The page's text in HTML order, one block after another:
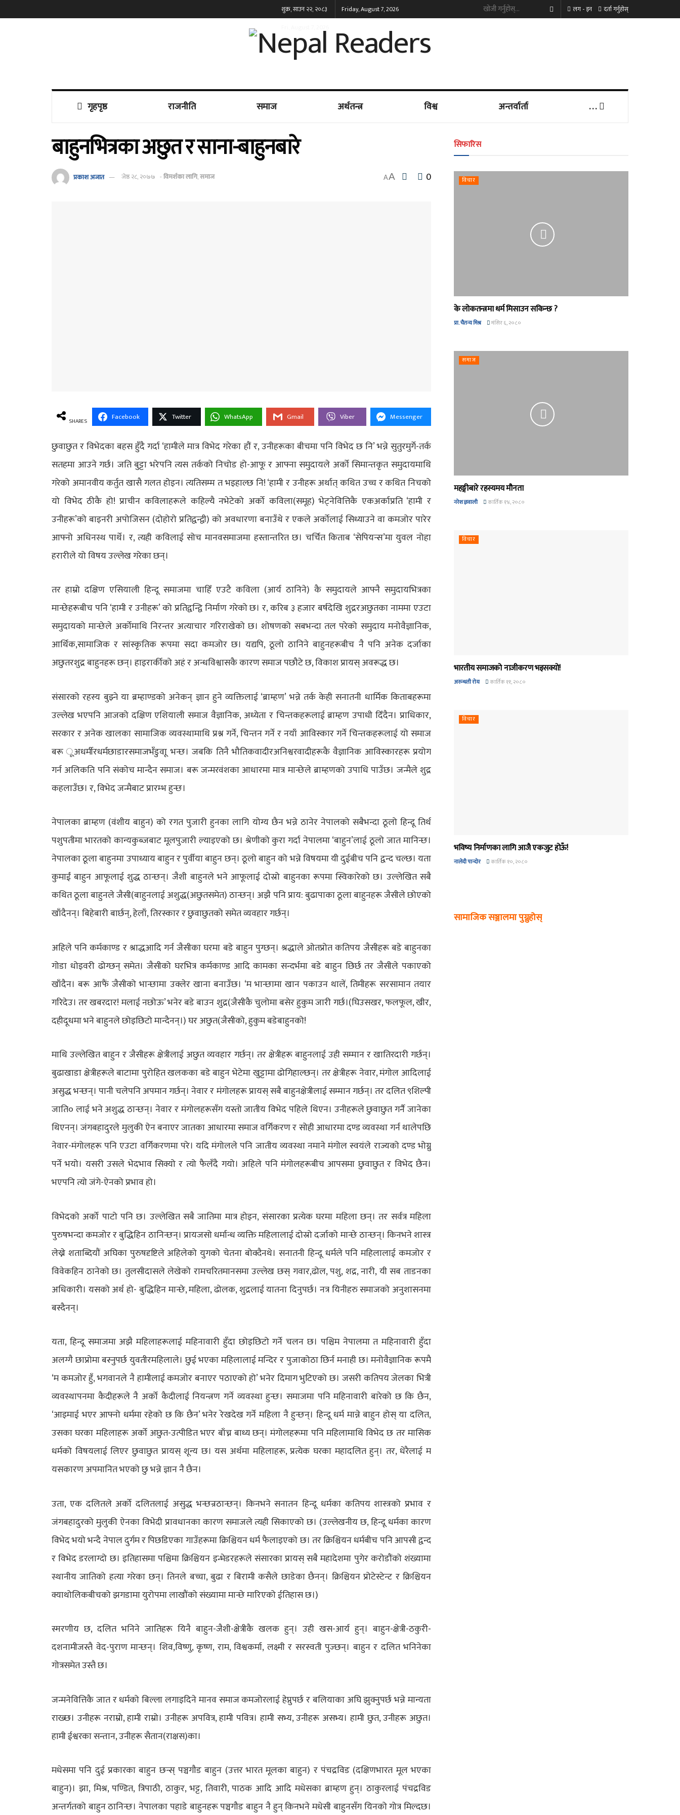
शुक्र, साउन २२, २०८३
Friday, August 7, 2026 लग - इन दर्ता गर्नुहोस्
गृहपृष्ठ राजनीति समाज अर्थतन्त्र विश्व अन्तर्वार्ता . . .
बाहुनभित्रका अछुत र साना-बाहुनबारे
प्रकाश अजात जेष्ठ २८, २०७७ -विमर्शका लागि,समाज AA 0
SHARES Facebook Twitter WhatsApp Gmail Viber Messenger
छुवाछुत र विभेदका बहस हुँदै गर्दा ‘हामीले मात्र विभेद गरेका हौं र, उनीहरूका बीचमा पनि विभेद छ नि’ भन्ने सुतुरमुर्गे-तर्क
सतहमा आउने गर्छ। जति बुट्टा भरेपनि त्यस तर्कको निचोड हो-आफू र आफ्ना समुदायले अर्को सिमान्तकृत समुदायमाथि
गरेको अमानवीय कर्तुत खासै गलत होइन। त्यतिसम्म त भइहाल्छ नि! ‘हामी र उनीहरू अर्थात् कथित उच्च र कथित निचको
यो विभेद ठीकै हो! प्राचीन कविलाहरूले कहिल्यै नभेटेको अर्को कविला(समूह) भेट्नेवित्तिकै एकअर्काप्रति ‘हामी र
उनीहरू’को बाइनरी अपोजिसन (दोहोरो प्रतिद्वन्द्वी) को अवधारणा बनाउँथे र एकले अर्कोलाई सिध्याउने वा कमजोर पारेर
आफ्नो अधिनस्थ पार्थे। र, त्यही कविलाई सोच मानवसमाजमा हस्तान्तरित छ। चर्चित किताब ‘सेपियन्स’मा युवल नोहा
हरारीले यो विषय उल्लेख गरेका छन्।
तर हाम्रो दक्षिण एसियाली हिन्दू समाजमा चाहिँ एउटै कविला (आर्य ठानिने) कै समुदायले आफ्नै समुदायभित्रका
मान्छेहरूबीच पनि ‘हामी र उनीहरू’ को प्रतिद्वन्द्वि निर्माण गरेको छ। र, करिब ३ हजार बर्षदेखि शुद्ररअछुतका नाममा एउटा
समुदायको मान्छेले अर्कोमाथि निरन्तर अत्याचार गरिराखेको छ। शोषणको सब‌भन्दा तल परेको समुदाय मनोवैज्ञानिक,
आर्थिक,सामाजिक र सांस्कृतिक रूपमा सदा कमजोर छ। यद्यपि, ठूलो ठानिने बाहुनहरूबीच नै पनि अनेक दर्जाका
अछुतरशुद्र बाहुनहरू छन्। हाइरार्कीको अहं र अन्धविश्वासकै कारण समाज पछौटे छ, विकाश प्रायस् अवरूद्ध छ।
संसारको रहस्य बुझ्ने या ब्रम्हाण्डको अनेकन् ज्ञान हुने व्यक्तिलाई ‘ब्राम्हण’ भन्ने तर्क केही सनातनी धार्मिक किताबहरूमा
उल्लेख भएपनि आजको दक्षिण एशियाली समाज वैज्ञानिक, अध्येता र चिन्तकहरूलाई ब्राम्हण उपाधी दिँदैन। प्राधिकार,
सरकार र अनेक खालका सामाजिक व्यवस्थामाथि प्रश्न गर्ने, चिन्तन गर्ने र नयाँ आविस्कार गर्ने चिन्तकहरूलाई यो समाज
बरू ूअधर्मीरधर्मछाडारसमाजभँडुवाू भन्छ। जबकि तिनै भौतिकवादीरअनिश्वरवादीहरूकै वैज्ञानिक आविस्कारहरू प्रयोग
गर्न अलिकति पनि संकोच मान्दैन समाज। बरू जन्मरवंशका आधारमा मात्र मान्छेले ब्राम्हणको उपाधि पाउँछ। जन्मैले शुद्र
कहलाउँछ। र, विभेद जन्मैबाट प्रारम्भ हुन्छ।
नेपालका ब्राम्हण (वंशीय बाहुन) को रगत पुजारी हुनका लागि योग्य छैन भन्ने ठानेर नेपालको सबैभन्दा ठूलो हिन्दू तिर्थ
पशुपतीमा भारतको कान्यकुब्जबाट मूलपुजारी ल्याइएको छ। श्रेणीको कुरा गर्दा नेपालमा ‘बाहुन’लाई ठूलो जात मानिन्छ।
नेपालका ठूला बाहुनमा उपाध्याय बाहुन र पुर्वीया बाहुन छन्। ठूलो बाहुन को भन्ने विषयमा यी दुईबीच पनि द्वन्द चल्छ। यता
कुमाईं बाहुन आफूलाई शुद्ध ठान्छन्। जैशी बाहुनले भने आफूलाई दोस्रो बाहुनका रूपमा स्विकारेको छ। उल्लेखित सबै
कथित ठूला बाहुनले जैसी(बाहुनलाई अशुद्ध(अछुतसमेत) ठान्छन्। अझै पनि प्राय: बुढापाका ठूला बाहुनहरू जैसीले छोएको
खाँदैनन्। बिहेबारी बार्छन्, हेलाँ, तिरस्कार र छुवाछुतको समेत व्यवहार गर्छन्।
अहिले पनि कर्मकाण्ड र श्राद्धआदि गर्न जैसीका घरमा बडे बाहुन पुग्छन्। श्रद्धाले ओतप्रोत कतिपय जैसीहरू बडे बाहुनका
गोडा धोइवरी ढोग्छन् समेत। जैसीको घरभित्र कर्मकाण्ड आदि कामका सन्दर्भमा बडे बाहुन छिर्छ तर जैसीले पकाएको
खाँदैन। बरू आफैं जैसीको भान्छामा उक्लेर खाना बनाउँछ। ‘म भान्छामा खान पकाउन थालें, तिमीहरू सरसामान तयार
गरिदेउ। तर खबरदार! मलाई नछोऊ’ भनेर बडे बाउन शुद्र(जैसीकै चुलोमा बसेर हुकुम जारी गर्छ।(घिउसखर, फलफूल, खीर,
दहीदूधमा भने बाहुनले छोइछिटो मान्दैनन्।) घर अछुत(जैसीको, हुकुम बडेबाहुनको!
माथि उल्लेखित बाहुन र जैसीहरू क्षेत्रीलाई अछुत व्यवहार गर्छन्। तर क्षेत्रीहरू बाहुनलाई उही सम्मान र खातिरदारी गर्छन्।
बुढाखाडा क्षेत्रीहरूले बाटामा पुरोहित खलकका बडे बाहुन भेटेमा खुट्टामा ढोगिहाल्छन्। तर क्षेत्रीहरू नेवार, मंगोल आदिलाई
असुद्ध भन्छन्। पानी चलेपनि अपमान गर्छन्। नेवार र मंगोलहरू प्रायस् सबै बाहुनक्षेत्रीलाई सम्मान गर्छन्। तर दलित ९शिल्पी
जाति० लाई भने अशुद्ध ठान्छन्। नेवार र मंगोलहरूसँग यस्तो जातीय विभेद पहिले थिएन। उनीहरूले छुवाछुत गर्नै जानेका
थिएनन्। जंगबहादुरले मुलुकी ऐन बनाएर जातका आधारमा समाज वर्गिकरण र सोही आधारमा दण्ड व्यवस्था गर्न थालेपछि
नेवार-मंगोलहरू पनि एउटा वर्गिकरणमा परे। यदि मंगोलले पनि जातीय व्यवस्था नमाने मंगोल स्वयंले राज्यको दण्ड भोग्नु
पर्ने भयो। यसरी उसले भेदभाव सिक्यो र त्यो फैलँदै गयो। अहिले पनि मंगोलहरूबीच आपसमा छुवाछुत र विभेद छैन।
भएपनि त्यो जंगे-ऐनको प्रभाव हो।
विभेदको अर्को पाटो पनि छ। उल्लेखित सबै जातिमा मात्र होइन, संसारका प्रत्येक घरमा महिला छन्। तर सर्वत्र महिला
पुरुषभन्दा कमजोर र बुद्धिहिन ठानिन्छन्। प्रायजसो धर्मान्ध व्यक्ति महिलालाई दोस्रो दर्जाको मान्छे ठान्छन्। किनभने शास्त्र
लेख्ने शताब्दियौं अघिका पुरुषदृष्टिले अहिलेको युगको चेतना बोक्दैनथे। सनातनी हिन्दू धर्मले पनि महिलालाई कमजोर र
विवेकहिन ठानेको छ। तुलसीदासले लेखेको रामचरितमानसमा उल्लेख छस् गवार,ढोल, पशु, शद्र, नारी, यी सब ताडनका
अधिकारी। यसको अर्थ हो- बुद्धिहिन मान्छे, महिला, ढोलक, शुद्रलाई यातना दिनुपर्छ। नत्र यिनीहरु समाजको अनुशासनमा
बस्दैनन्।
यता, हिन्दू समाजमा अझै महिलाहरूलाई महिनावारी हुँदा छोइछिटो गर्ने चलन छ। पश्चिम नेपालमा त महिनावारी हुँदा
अलग्गै छाप्रोमा बस्नुपर्छ युवतीरमहिलाले। छुई भएका महिलालाई मन्दिर र पुजाकोठा छिर्न मनाही छ। मनोवैज्ञानिक रूपमै
‘म कमजोर हुँ, भगवानले नै हामीलाई कमजोर बनाएर पठाएको हो’ भनेर दिमाग भुटिएको छ। जसरी कतिपय जेलका भित्री
व्यवस्थापनमा कैदीहरूले नै अर्को क‌ैदीलाई नियन्त्रण गर्ने व्यवस्था हुन्छ। समाजमा पनि महिनावारी बारेको छ कि छैन,
‘आइमाई भएर आफ्नो धर्ममा रहेको छ कि छैन’ भनेर रेखदेख गर्ने महिला नै हुन्छन्। हिन्दू धर्म मान्ने बाहुन होस् या दलित,
उसका घरका महिलाहरू अर्को अछुत-उत्पीडित भएर बाँच्न बाध्य छन्। मंगोलहरूमा पनि महिलामाथि विभेद छ तर मासिक
धर्मको विषयलाई लिएर छुवाछुत प्रायस् शून्य छ। यस अर्थमा महिलाहरू, प्रत्येक घरका महादलित हुन्। तर, धेरैलाई म
यसकारण अपमानित भएको छु भन्ने ज्ञान नै छैन।
उता, एक दलितले अर्को दलितलाई असुद्ध भन्छन्रठान्छन्। किनभने सनातन हिन्दू धर्मका कतिपय शास्त्रको प्रभाव र
जंगबहादुरको मुलुकी ऐनका विभेदी प्रावधानका कारण समाजले त्यही सिकाएको छ। (उल्लेखनीय छ, हिन्दू धर्मका कारण
विभेद भयो भन्दै नेपाल दुर्गम र पिछडिएका गाउँहरूमा क्रिश्चियन धर्म फैलाइएको छ। तर क्रिश्चियन धर्मबीच पनि आपसी द्वन्द
र विभेद डरलाग्दो छ। इतिहासमा पश्चिमा क्रिश्चियन इन्भेडरहरूले संसारका प्रायस् सबै महादेशमा पुगेर करोडौंको शंख्यामा
स्थानीय जातिको हत्या गरेका छन्। तिनले बच्चा, बुढा र बिरामी कसैले छाडेका छैनन्। क्रिश्चियन प्रोटेस्टेन्ट र क्रिश्चियन
क्याथोलिकबीचको झगडामा युरोपमा लाखौंको संख्यामा मान्छे मारिएको ईतिहास छ।)
स्मरणीय छ, दलित भनिने जातिहरू यिनै बाहुन-जैशी-क्षेत्रीकै खलक हुन्। उही खस-आर्य हुन्। बाहुन-क्षेत्री-ठकुरी-
दशनामीजस्तै वेद-पुराण मान्छन्। शिव,विष्णु, कृष्ण, राम, विश्वकर्मा, लक्ष्मी र सरस्वती पुज्छन्। बाहुन र दलित भनिनेका
गोत्रसमेत उस्तै छ।
जन्मनेवित्तिकै जात र धर्मको बिल्ला लगाइदिने मानव समाज कमजोरलाई हेप्नुपर्छ र बलियाका अघि झुक्नुपर्छ भन्ने मान्यता
राख्छ। उनीहरू नराम्रो, हामी राम्रो। उनीहरू अपवित्र, हामी पवित्र। हामी सभ्य, उनीहरू असभ्य। हामी छुत, उनीहरू अछुत।
हामी ईश्वरका सन्तान, उनीहरू सैतान(राक्षस)का।
मधेसमा पनि दुई प्रकारका बाहुन छन्स् पञ्चगौड बाहुन (उत्तर भारत मूलका बाहुन) र पंचद्रविड (दक्षिणभारत मूल भएका
बाहुन)। झा, मिश्र, पण्डित, त्रिपाठी, ठाकुर, भट्ट, तिवारी, पाठक आदि आदि मधेसका ब्राम्हण हुन्। ठाकुरलाई पंचद्रविड
अन्तर्गतको बाहुन ठानिन्छ। नेपालका पहाडे बाहुनहरू पञ्चगौड बाहुन नै हुन् किनभने मधेसी बाहुनसँग यिनको गोत्र मिल्दछ।
सिफारिस
विचार
के लोकतन्त्रमा धर्म मिसाउन सकिन्छ ?
प्रा. चैतन्य मिश्र मंसिर ६, २०८०
समाज
महङ्गीबारे रहस्यमय मौनता
नरेश ज्ञवाली कार्तिक १४, २०८०
विचार
भारतीय समाजको नाजीकरण भइसक्यो!
अरुन्धती रोय कार्तिक ११, २०८०
विचार
भविष्य निर्माणका लागि आजै एकजुट होऊँ!
नालेदी पान्दोर कार्तिक १०, २०८०
सामाजिक सञ्जालमा पुग्नुहोस्